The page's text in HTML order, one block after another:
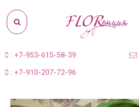
: +7-953-615-58-39
: +7-910-207-72-96